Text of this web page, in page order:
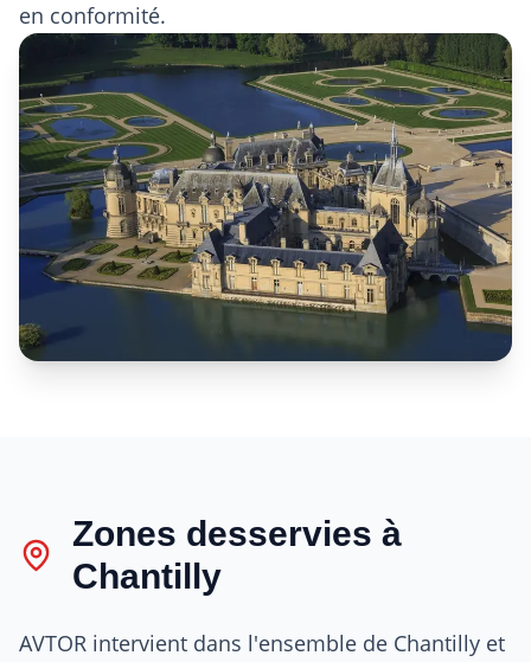
en conformité.
Zones desservies à
Chantilly
AVTOR intervient dans l'ensemble de Chantilly et